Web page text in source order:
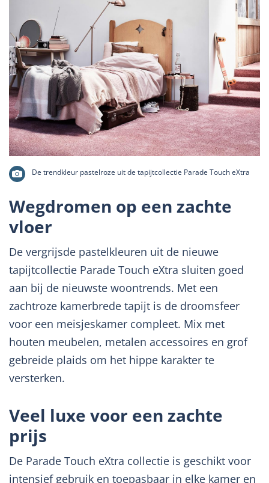
De trendkleur pastelroze uit de tapijtcollectie Parade Touch eXtra
Wegdromen op een zachte
vloer
De vergrijsde pastelkleuren uit de nieuwe
tapijtcollectie Parade Touch eXtra sluiten goed
aan bij de nieuwste woontrends. Met een
zachtroze kamerbrede tapijt is de droomsfeer
voor een meisjeskamer compleet. Mix met
houten meubelen, metalen accessoires en grof
gebreide plaids om het hippe karakter te
versterken.
Veel luxe voor een zachte
prijs
De Parade Touch eXtra collectie is geschikt voor
intensief gebruik en toepasbaar in elke kamer en